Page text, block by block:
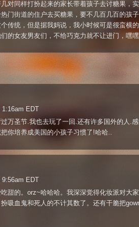
对同样打扮起来的家长带着孩子去讨糖果，
门街道的住户去买糖果，要不几百几百的孩
传统，但是据我妈说，我小时候可是很蛮横
的女友男友们，不给巧克力就不让进门，嘿嘿
EDT
万圣节.我也去玩了一回.还有许多国外的人.
你培养成美国的小孩子习惯了!哈哈..
EDT
甜的。orz~哈哈哈。我深深觉得化妆派对大
吸血鬼和死人的不计其数了。还有干脆把